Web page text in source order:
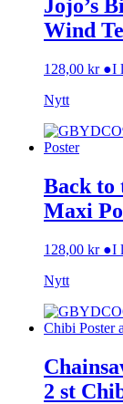
Jojo’s
Wind
128,00 kr ●I
Nytt
Back to
Maxi
128,00 kr ●I
Nytt
2 st